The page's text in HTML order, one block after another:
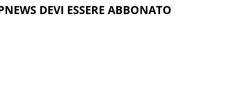
DEVI ESSERE ABBONATO